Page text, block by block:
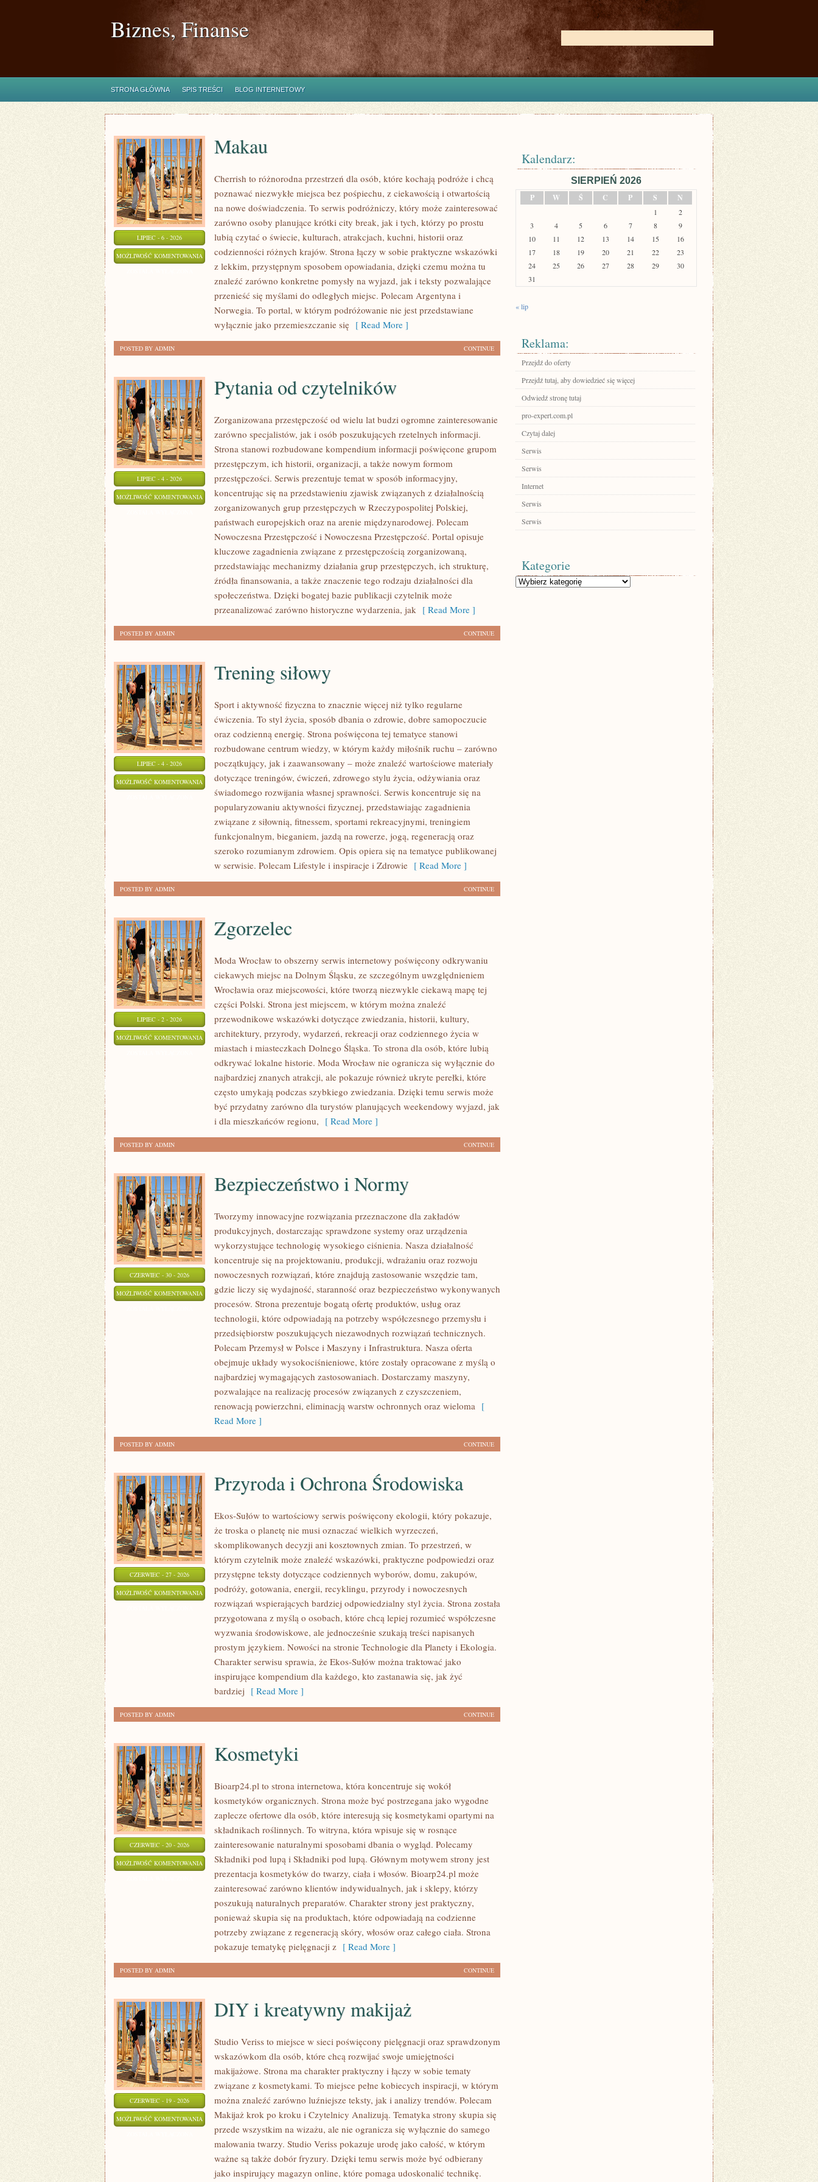
Biznes, Finanse
STRONA GŁÓWNA SPIS TREŚCI BLOG INTERNETOWY
LIPIEC - 6 - 2026
MOŻLIWOŚĆ KOMENTOWANIA MAKAU
Makau
Cherrish to różnorodna przestrzeń dla osób, które kochają podróże i chcą
poznawać niezwykłe miejsca bez pośpiechu, z ciekawością i otwartością
na nowe doświadczenia. To serwis podróżniczy, który może zainteresować
zarówno osoby planujące krótki city break, jak i tych, którzy po prostu
lubią czytać o świecie, kulturach, atrakcjach, kuchni, historii oraz
codzienności różnych krajów. Strona łączy w sobie praktyczne wskazówki
z lekkim, przystępnym sposobem opowiadania, dzięki czemu można tu
znaleźć zarówno konkretne pomysły na wyjazd, jak i teksty pozwalające
przenieść się myślami do odległych miejsc. Polecam Argentyna i
Norwegia. To portal, w którym podróżowanie nie jest przedstawiane
wyłącznie jako przemieszczanie się [ Read More ]
CONTINUE
POSTED BY ADMIN
LIPIEC - 4 - 2026
MOŻLIWOŚĆ KOMENTOWANIA PYTANIA
CZYTELNIKÓW
Pytania od czytelników
Zorganizowana przestępczość od wielu lat budzi ogromne zainteresowanie
zarówno specjalistów, jak i osób poszukujących rzetelnych informacji.
Strona stanowi rozbudowane kompendium informacji poświęcone grupom
przestępczym, ich historii, organizacji, a także nowym formom
przestępczości. Serwis prezentuje temat w sposób informacyjny,
koncentrując się na przedstawieniu zjawisk związanych z działalnością
zorganizowanych grup przestępczych w Rzeczypospolitej Polskiej,
państwach europejskich oraz na arenie międzynarodowej. Polecam
Nowoczesna Przestępczość i Nowoczesna Przestępczość. Portal opisuje
kluczowe zagadnienia związane z przestępczością zorganizowaną,
przedstawiając mechanizmy działania grup przestępczych, ich strukturę,
źródła finansowania, a także znaczenie tego rodzaju działalności dla
społeczeństwa. Dzięki bogatej bazie publikacji czytelnik może
przeanalizować zarówno historyczne wydarzenia, jak [ Read More ]
CONTINUE
POSTED BY ADMIN
LIPIEC - 4 - 2026
MOŻLIWOŚĆ KOMENTOWANIA TRENING
SIŁOWY
Trening siłowy
Sport i aktywność fizyczna to znacznie więcej niż tylko regularne
ćwiczenia. To styl życia, sposób dbania o zdrowie, dobre samopoczucie
oraz codzienną energię. Strona poświęcona tej tematyce stanowi
rozbudowane centrum wiedzy, w którym każdy miłośnik ruchu – zarówno
początkujący, jak i zaawansowany – może znaleźć wartościowe materiały
dotyczące treningów, ćwiczeń, zdrowego stylu życia, odżywiania oraz
świadomego rozwijania własnej sprawności. Serwis koncentruje się na
popularyzowaniu aktywności fizycznej, przedstawiając zagadnienia
związane z siłownią, fitnessem, sportami rekreacyjnymi, treningiem
funkcjonalnym, bieganiem, jazdą na rowerze, jogą, regeneracją oraz
szeroko rozumianym zdrowiem. Opis opiera się na tematyce publikowanej
w serwisie. Polecam Lifestyle i inspiracje i Zdrowie [ Read More ]
CONTINUE
POSTED BY ADMIN
LIPIEC - 2 - 2026
MOŻLIWOŚĆ KOMENTOWANIA ZGORZELEC
Zgorzelec
Moda Wrocław to obszerny serwis internetowy poświęcony odkrywaniu
ciekawych miejsc na Dolnym Śląsku, ze szczególnym uwzględnieniem
Wrocławia oraz miejscowości, które tworzą niezwykle ciekawą mapę tej
części Polski. Strona jest miejscem, w którym można znaleźć
przewodnikowe wskazówki dotyczące zwiedzania, historii, kultury,
architektury, przyrody, wydarzeń, rekreacji oraz codziennego życia w
miastach i miasteczkach Dolnego Śląska. To strona dla osób, które lubią
odkrywać lokalne historie. Moda Wrocław nie ogranicza się wyłącznie do
najbardziej znanych atrakcji, ale pokazuje również ukryte perełki, które
często umykają podczas szybkiego zwiedzania. Dzięki temu serwis może
być przydatny zarówno dla turystów planujących weekendowy wyjazd, jak
i dla mieszkańców regionu, [ Read More ]
CONTINUE
POSTED BY ADMIN
CZERWIEC - 30 - 2026
MOŻLIWOŚĆ KOMENTOWANIA BEZPIECZEŃSTWO
NORMY
Bezpieczeństwo i Normy
Tworzymy innowacyjne rozwiązania przeznaczone dla zakładów
produkcyjnych, dostarczając sprawdzone systemy oraz urządzenia
wykorzystujące technologię wysokiego ciśnienia. Nasza działalność
koncentruje się na projektowaniu, produkcji, wdrażaniu oraz rozwoju
nowoczesnych rozwiązań, które znajdują zastosowanie wszędzie tam,
gdzie liczy się wydajność, staranność oraz bezpieczeństwo wykonywanych
procesów. Strona prezentuje bogatą ofertę produktów, usług oraz
technologii, które odpowiadają na potrzeby współczesnego przemysłu i
przedsiębiorstw poszukujących niezawodnych rozwiązań technicznych.
Polecam Przemysł w Polsce i Maszyny i Infrastruktura. Nasza oferta
obejmuje układy wysokociśnieniowe, które zostały opracowane z myślą o
najbardziej wymagających zastosowaniach. Dostarczamy maszyny,
pozwalające na realizację procesów związanych z czyszczeniem,
renowacją powierzchni, eliminacją warstw ochronnych oraz wieloma [
Read More ]
CONTINUE
POSTED BY ADMIN
CZERWIEC - 27 - 2026
MOŻLIWOŚĆ KOMENTOWANIA PRZYRODA
OCHRONA
ŚRODOWISKA
Przyroda i Ochrona Środowiska
Ekos-Sułów to wartościowy serwis poświęcony ekologii, który pokazuje,
że troska o planetę nie musi oznaczać wielkich wyrzeczeń,
skomplikowanych decyzji ani kosztownych zmian. To przestrzeń, w
którym czytelnik może znaleźć wskazówki, praktyczne podpowiedzi oraz
przystępne teksty dotyczące codziennych wyborów, domu, zakupów,
podróży, gotowania, energii, recyklingu, przyrody i nowoczesnych
rozwiązań wspierających bardziej odpowiedzialny styl życia. Strona została
przygotowana z myślą o osobach, które chcą lepiej rozumieć współczesne
wyzwania środowiskowe, ale jednocześnie szukają treści napisanych
prostym językiem. Nowości na stronie Technologie dla Planety i Ekologia.
Charakter serwisu sprawia, że Ekos-Sułów można traktować jako
inspirujące kompendium dla każdego, kto zastanawia się, jak żyć
bardziej [ Read More ]
CONTINUE
POSTED BY ADMIN
CZERWIEC - 20 - 2026
MOŻLIWOŚĆ KOMENTOWANIA KOSMETYKI
Kosmetyki
Bioarp24.pl to strona internetowa, która koncentruje się wokół
kosmetyków organicznych. Strona może być postrzegana jako wygodne
zaplecze ofertowe dla osób, które interesują się kosmetykami opartymi na
składnikach roślinnych. To witryna, która wpisuje się w rosnące
zainteresowanie naturalnymi sposobami dbania o wygląd. Polecamy
Składniki pod lupą i Składniki pod lupą. Głównym motywem strony jest
prezentacja kosmetyków do twarzy, ciała i włosów. Bioarp24.pl może
zainteresować zarówno klientów indywidualnych, jak i sklepy, którzy
poszukują naturalnych preparatów. Charakter strony jest praktyczny,
ponieważ skupia się na produktach, które odpowiadają na codzienne
potrzeby związane z regeneracją skóry, włosów oraz całego ciała. Strona
pokazuje tematykę pielęgnacji z [ Read More ]
CONTINUE
POSTED BY ADMIN
CZERWIEC - 19 - 2026
MOŻLIWOŚĆ KOMENTOWANIA
KREATYWNY
MAKIJAŻ
DIY i kreatywny makijaż
Studio Veriss to miejsce w sieci poświęcony pielęgnacji oraz sprawdzonym
wskazówkom dla osób, które chcą rozwijać swoje umiejętności
makijażowe. Strona ma charakter praktyczny i łączy w sobie tematy
związane z kosmetykami. To miejsce pełne kobiecych inspiracji, w którym
można znaleźć zarówno luźniejsze teksty, jak i analizy trendów. Polecam
Makijaż krok po kroku i Czytelnicy Analizują. Tematyka strony skupia się
przede wszystkim na wizażu, ale nie ogranicza się wyłącznie do samego
malowania twarzy. Studio Veriss pokazuje urodę jako całość, w którym
ważne są także dobór fryzury. Dzięki temu serwis może być odbierany
jako inspirujący magazyn online, które pomaga udoskonalić technikę.
Kalendarz:
SIERPIEŃ 2026
P
W Ś C P S N
1
2
3
4 5 6 7 8
9
10
11 12 13 14 15
16
17
18 19 20 21 22
23
24
25 26 27 28 29
30
31
« lip
Reklama:
Przejdź do oferty
Przejdź tutaj, aby dowiedzieć się więcej
Odwiedź stronę tutaj
pro-expert.com.pl
Czytaj dalej
Serwis
Serwis
Internet
Serwis
Serwis
Kategorie
Kategorie